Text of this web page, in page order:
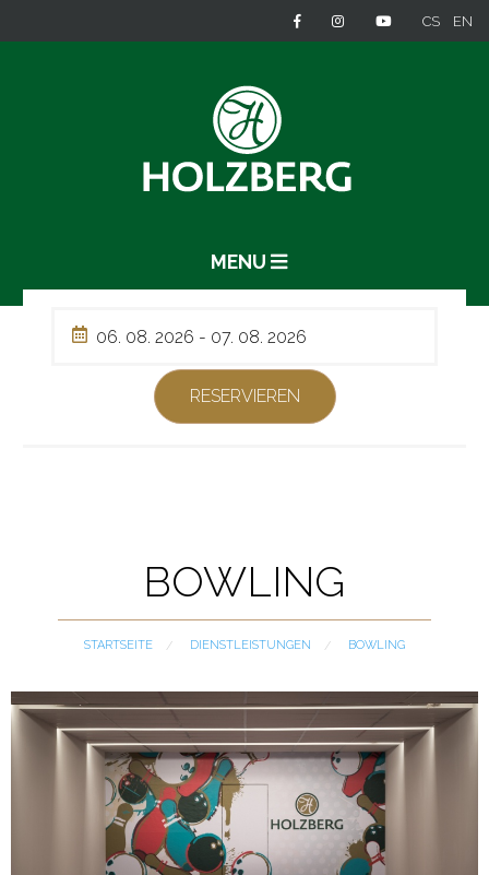
CS EN
MENU
BOWLING
STARTSEITE DIENSTLEISTUNGEN CURRENT:
BOWLING